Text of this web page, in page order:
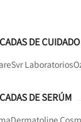
DE
Svr Laboratorios
DE SERÚM